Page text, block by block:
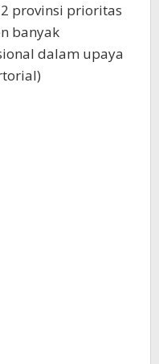
provinsi prioritas
banyak
dalam upaya